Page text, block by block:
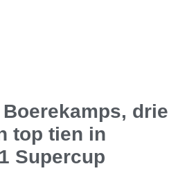
drie
top tien in
Supercup